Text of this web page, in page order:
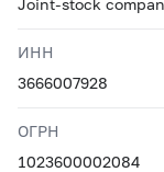
Joint-stock
ИНН
3666007928
ОГРН
1023600002084